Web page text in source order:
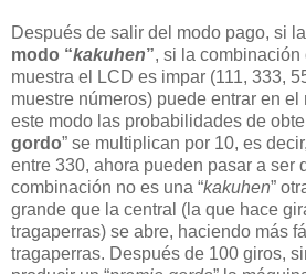
Después de salir del modo pago, si
modo “kakuhen”, si la
muestra el LCD es impar (111, 333,
muestre números) puede entrar en el
este modo las probabilidades de
gordo” se multiplican por 10, es
entre 330, ahora pueden pasar a ser
combinación no es una “kakuhen”
grande que la central (la que hace
tragaperras) se abre, haciendo más
tragaperras. Después de 100 giros,